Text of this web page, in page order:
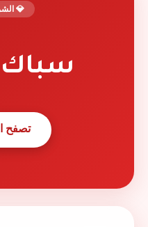
💎
سباك
تصفح